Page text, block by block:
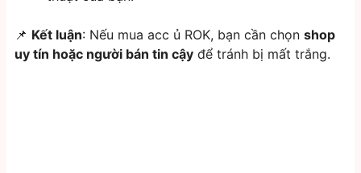
📌 Kết luận: Nếu mua acc ủ ROK, bạn cần chọn shop
uy tín hoặc người bán tin cậy để tránh bị mất trắng.